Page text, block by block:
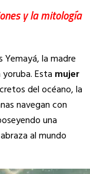
y la mitología
la madre
Esta mujer
del océano, la
navegan con
una
al mundo